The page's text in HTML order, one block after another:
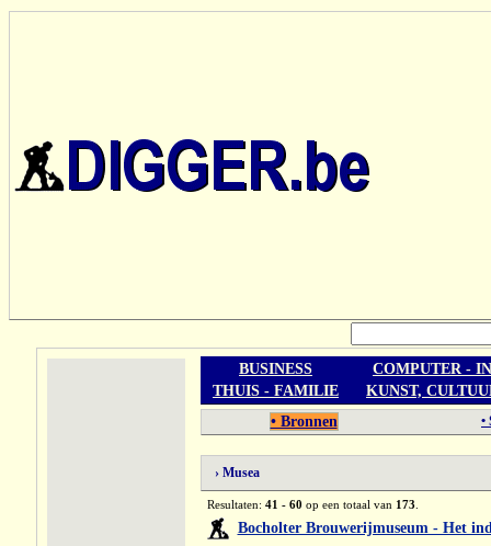
BUSINESS
COMPUTER -
THUIS - FAMILIE
KUNST,
• Bronnen
•
› Musea
Resultaten: 41 - 60 op een totaal van 173
Bocholter Brouwerijmuseum - Het